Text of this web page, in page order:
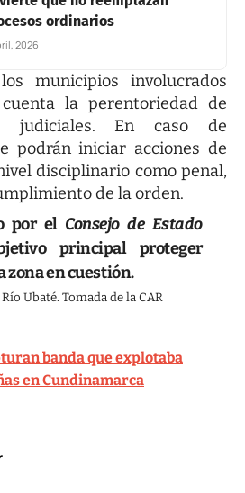
ordinarios
2026
municipios involucrados
la perentoriedad de
judiciales. En caso de
podrán iniciar acciones de
disciplinario como penal,
de la orden.
por el Consejo de Estado
principal proteger
en cuestión.
Ubaté. Tomada de la CAR
banda que explotaba
en Cundinamarca